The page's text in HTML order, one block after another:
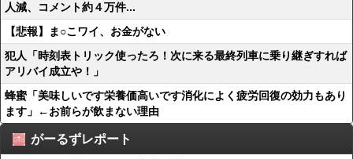
人減、コメント約４万件...
【悲報】ま○こワイ、お金がない
犯人「時刻表トリック使ったろ！次に来る最終列車に乗り継ぎすれば
アリバイ成立や！」
蜂蜜「美味しいです栄養価高いです消化によく疲労回復の効力もあり
ます」←お前らが飲まない理由
がーるずレポート